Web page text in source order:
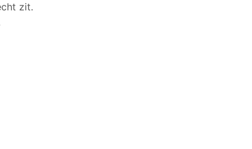
zit.